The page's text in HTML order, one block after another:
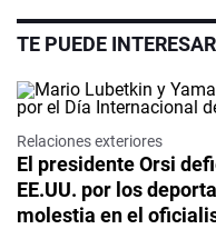
TE PUEDE INTERESAR
Relaciones exteriores
El presidente Orsi
EE.UU. por los
molestia en el